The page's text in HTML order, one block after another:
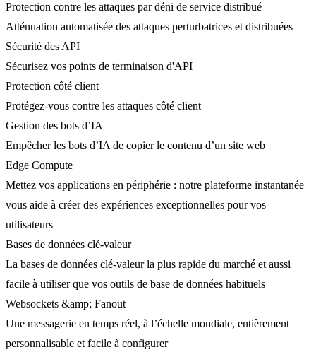
Protection contre les attaques par déni de service distribué
Atténuation automatisée des attaques perturbatrices et distribuées
Sécurité des API
Sécurisez vos points de terminaison d'API
Protection côté client
Protégez-vous contre les attaques côté client
Gestion des bots d’IA
Empêcher les bots d’IA de copier le contenu d’un site web
Edge Compute
Mettez vos applications en périphérie : notre plateforme instantanée
vous aide à créer des expériences exceptionnelles pour vos
utilisateurs
Bases de données clé-valeur
La bases de données clé-valeur la plus rapide du marché et aussi
facile à utiliser que vos outils de base de données habituels
Websockets &amp; Fanout
Une messagerie en temps réel, à l’échelle mondiale, entièrement
personnalisable et facile à configurer